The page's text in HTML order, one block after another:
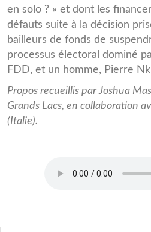
en solo ? » et dont les
défauts suite à la décision
bailleurs de fonds de
processus électoral dominé
FDD, et un homme, Pierre
Propos recueillis par Joshua
Grands Lacs, en collaboration
(Italie).